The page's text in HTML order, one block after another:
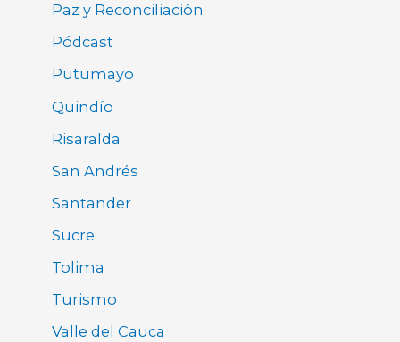
Paz y Reconciliación
Pódcast
Putumayo
Quindío
Risaralda
San Andrés
Santander
Sucre
Tolima
Turismo
Valle del Cauca